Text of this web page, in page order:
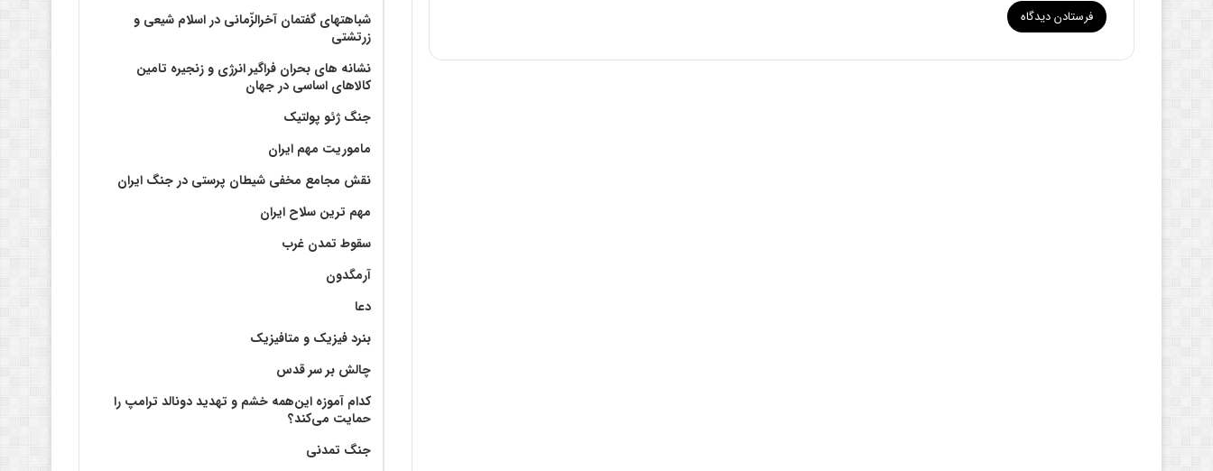
شباهتهای گفتمان آخر‌الزّمانی در اسلام شیعی و
زرتشتی
نشانه های بحران فراگیر انرژی و زنجیره تامین
کالاهای اساسی در جهان
جنگ ژئو پولتیک
ماموریت مهم ایران
نقش مجامع مخفی شیطان پرستی در جنگ ایران
مهم ترین سلاح ایران
سقوط تمدن غرب
آرمگدون
دعا
بنرد فیزیک و متافیزیک
چالش بر سر قدس
کدام آموزه این‌همه خشم و تهدید دونالد ترامپ را
حمایت می‌کند؟
جنگ تمدنی